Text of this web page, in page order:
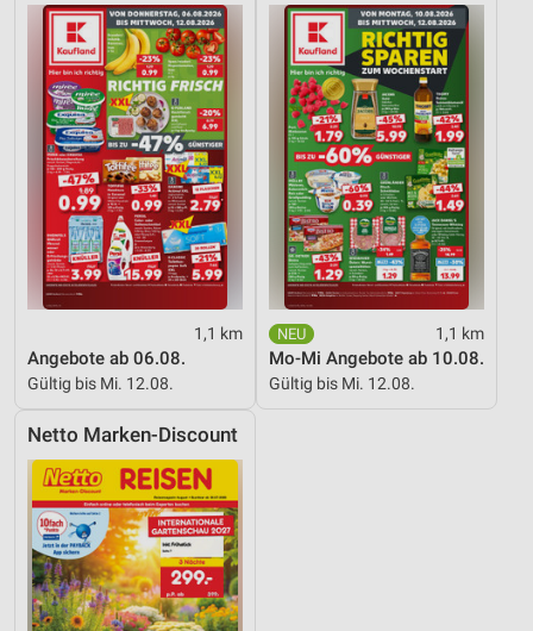
1,1 km
Angebote ab 06.08.
Gültig bis Mi. 12.08.
1,1 km
Mo-Mi Angebote ab 10.08.
Gültig bis Mi. 12.08.
Netto Marken-Discount
Messung der Werbeleistung
Messung der Performance von Inhalten
Analyse von Zielgruppen durch Statistiken oder
Kombinationen von Daten aus verschiedenen
Quellen
Entwicklung und Verbesserung der Angebote
Verwendung reduzierter Daten zur Auswahl von
Inhalten
IAB-Besonderheiten:
Verwendung genauer Standortdaten
Geräte anhand von aktiv angeforderten
Notwendig
Performance
Funktional